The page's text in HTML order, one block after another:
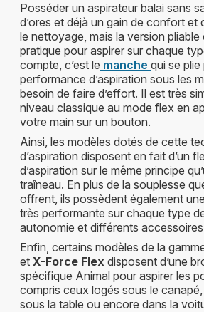
Posséder un aspirateur balai sans
d’ores et déjà un gain de confort et
le nettoyage, mais la version pliable
pratique pour aspirer sur chaque
compte, c’est le manche qui se
performance d’aspiration sous les
besoin de faire d’effort. Il est très
niveau classique au mode flex en
votre main sur un bouton.
Ainsi, les modèles dotés de cette
d’aspiration disposent en fait d’un
d’aspiration sur le même principe
traîneau. En plus de la souplesse
offrent, ils possèdent également
très performante sur chaque type
autonomie et différents
Enfin, certains modèles de la
et X-Force Flex disposent d’une
spécifique Animal pour aspirer les
compris ceux logés sous le
sous la table ou encore dans la